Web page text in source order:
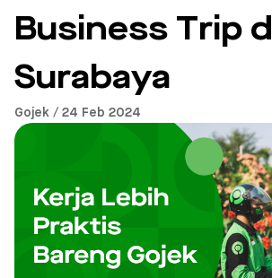
Business Trip
Surabaya
Gojek / 24 Feb 2024